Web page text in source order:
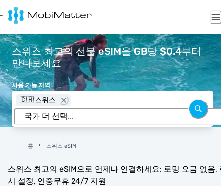
스위스 최고의 선불 eSIM을 GB당 $0.4부터
만나보세요
사용 가능 지역
🇨🇭 스위스
홈 스위스 eSIM
스위스 최고의 eSIM으로 언제나 연결하세요: 로밍 요금 없음,
시 설정, 연중무휴 24/7 지원